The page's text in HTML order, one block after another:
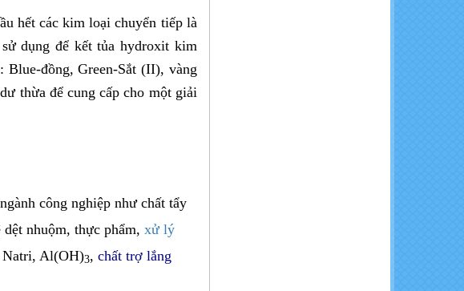
hết các kim loại chuyển tiếp là
dụng để kết tủa hydroxit kim
Blue-đồng, Green-Sắt (II), vàng
thừa để cung cấp cho một giải
công nghiệp như chất tẩy
dệt nhuộm, thực phẩm,xử lý
Natri, Al(OH)3,chất trợ lắng